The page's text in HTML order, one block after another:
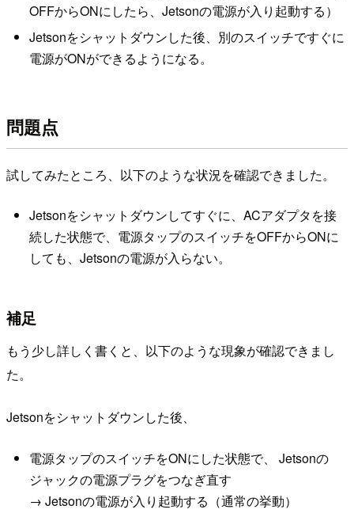
OFFからONにしたら、Jetsonの電源が入り起動する）
Jetsonをシャットダウンした後、別のスイッチですぐに
電源がONができるようになる。
問題点
試してみたところ、以下のような状況を確認できました。
Jetsonをシャットダウンしてすぐに、ACアダプタを接
続した状態で、電源タップのスイッチをOFFからONに
しても、Jetsonの電源が入らない。
補足
もう少し詳しく書くと、以下のような現象が確認できまし
た。
Jetsonをシャットダウンした後、
電源タップのスイッチをONにした状態で、 Jetsonの
ジャックの電源プラグをつなぎ直す
→ Jetsonの電源が入り起動する（通常の挙動）